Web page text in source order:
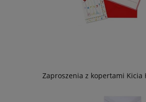
Zaproszenia z kopertami Kicia